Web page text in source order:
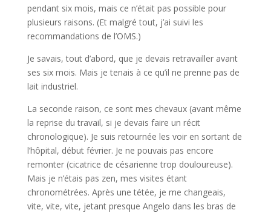
pendant six mois, mais ce n’était pas possible pour
plusieurs raisons. (Et malgré tout, j’ai suivi les
recommandations de l’OMS.)
Je savais, tout d’abord, que je devais retravailler avant
ses six mois. Mais je tenais à ce qu’il ne prenne pas de
lait industriel.
La seconde raison, ce sont mes chevaux (avant même
la reprise du travail, si je devais faire un récit
chronologique). Je suis retournée les voir en sortant de
l’hôpital, début février. Je ne pouvais pas encore
remonter (cicatrice de césarienne trop douloureuse).
Mais je n’étais pas zen, mes visites étant
chronométrées. Après une tétée, je me changeais,
vite, vite, vite, jetant presque Angelo dans les bras de